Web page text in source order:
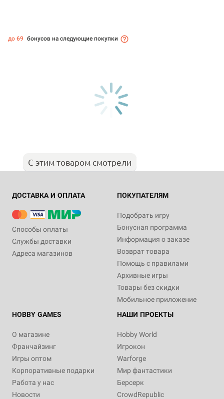
до 69 бонусов на следующие покупки
С этим товаром смотрели
ДОСТАВКА И ОПЛАТА
Способы оплаты
Службы доставки
Адреса магазинов
ПОКУПАТЕЛЯМ
Подобрать игру
Бонусная программа
Информация о заказе
Возврат товара
Помощь с правилами
Архивные игры
Товары без скидки
Мобильное приложение
HOBBY GAMES
О магазине
Франчайзинг
Игры оптом
Корпоративные подарки
Работа у нас
Новости
НАШИ ПРОЕКТЫ
Hobby World
Игрокон
Warforge
Мир фантастики
Берсерк
CrowdRepublic